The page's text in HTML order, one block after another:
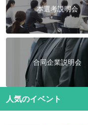
本選考説明会
合同企業説明会
人気のイベント